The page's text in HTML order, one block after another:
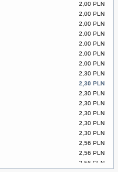
2,00 PLN
2,00 PLN
2,00 PLN
2,00 PLN
2,00 PLN
2,00 PLN
2,00 PLN
2,30 PLN
2,30 PLN
2,30 PLN
2,30 PLN
2,30 PLN
2,30 PLN
2,30 PLN
2,56 PLN
2,56 PLN
2,56 PLN